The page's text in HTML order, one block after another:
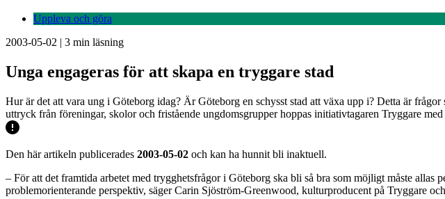
Uppleva och göra
2003-05-02 | 3 min läsning
Unga engageras för att skapa en tryggare stad
Hur är det att vara ung i Göteborg idag? Är Göteborg en schysst stad att växa upp i? Detta är
uttryck från föreningar, skolor och fristående ungdomsgrupper hoppas initiativtagaren Tryggare
Den här artikeln publicerades 2003-05-02 och kan ha hunnit bli inaktuell.
– För att det framtida arbetet med trygghetsfrågor i Göteborg ska bli så bra som möjligt måste
problemorienterande perspektiv, säger Carin Sjöström-Greenwood, kulturproducent på Tryggare